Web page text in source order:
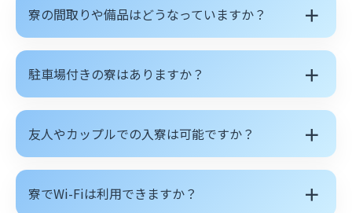
寮の間取りや備品はどうなっていますか？ ＋
駐車場付きの寮はありますか？ ＋
友人やカップルでの入寮は可能ですか？ ＋
寮でWi-Fiは利用できますか？ ＋